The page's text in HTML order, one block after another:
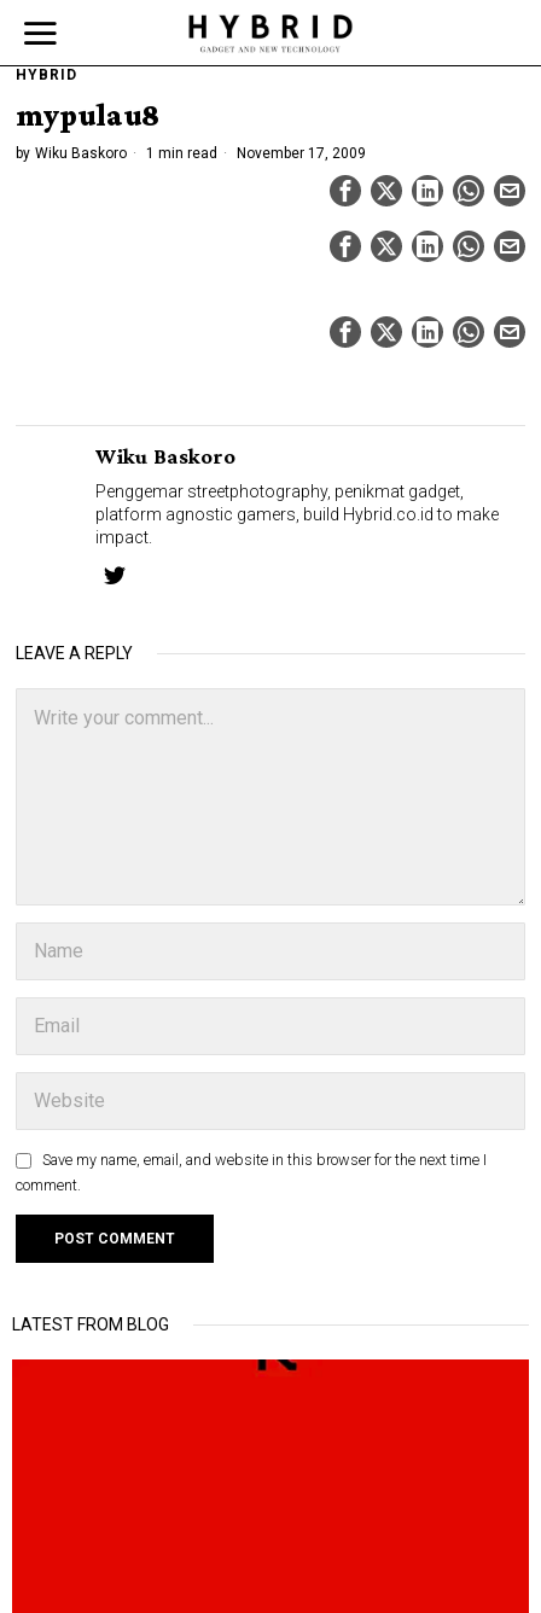
HYBRID
mypulau8
by Wiku Baskoro 1 min read November 17, 2009
Wiku Baskoro
Penggemar streetphotography, penikmat gadget,
platform agnostic gamers, build Hybrid.co.id to make
impact.
LEAVE A REPLY
Save my name, email, and website in this browser for the next time I
comment.
LATEST FROM BLOG